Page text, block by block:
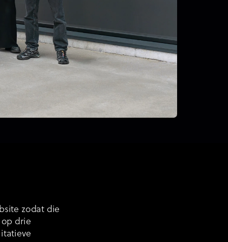
zodat die
drie